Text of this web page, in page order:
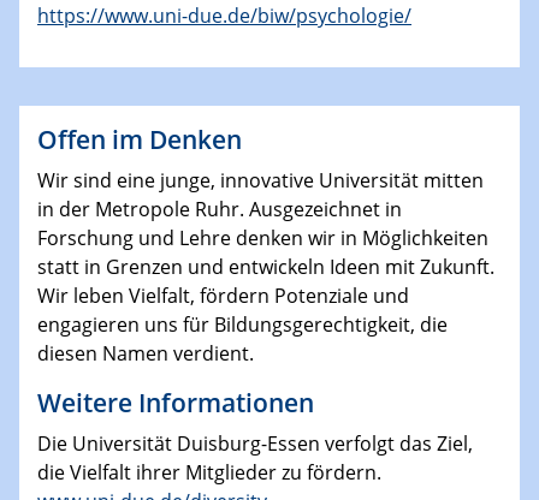
https://www.uni-due.de/biw/psychologie/
Offen im Denken
Wir sind eine junge, innovative Universität mitten
in der Metropole Ruhr. Ausgezeichnet in
Forschung und Lehre denken wir in Möglichkeiten
statt in Grenzen und entwickeln Ideen mit Zukunft.
Wir leben Vielfalt, fördern Potenziale und
engagieren uns für Bildungsgerechtigkeit, die
diesen Namen verdient.
Weitere Informationen
Die Universität Duisburg-Essen verfolgt das Ziel,
die Vielfalt ihrer Mitglieder zu fördern.